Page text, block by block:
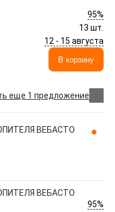
95%
13 шт.
12 - 15 августа
В корзину
еще 1 предложение
ВЕБАСТО
ВЕБАСТО
95%